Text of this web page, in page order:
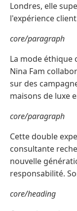
Londres, elle
l'expérience
core/paragraph
La mode éthique
Nina Fam
sur des
maisons de luxe
core/paragraph
Cette double
consultante
nouvelle
responsabilité.
core/heading